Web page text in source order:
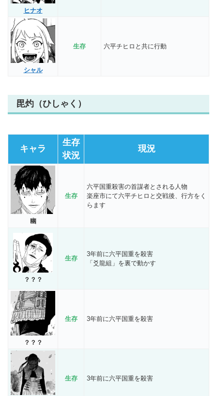
ヒナオ
シャル
生存 六平チヒロと共に行動
毘灼（ひしゃく）
キャラ
生存
状況
現況
幽
生存
六平国重殺害の首謀者とされる人物
楽座市にて六平チヒロと交戦後、行方をく
らます
？？？
生存
3年前に六平国重を殺害
「爻龍組」を裏で動かす
？？？
生存 3年前に六平国重を殺害
生存 3年前に六平国重を殺害